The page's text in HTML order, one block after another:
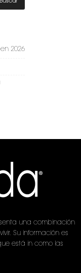
2026
una combinación
Su información es
está in como las